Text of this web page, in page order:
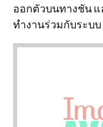
ออกตัวบนทางชัน แ
ทำงานร่วมกับระบบ